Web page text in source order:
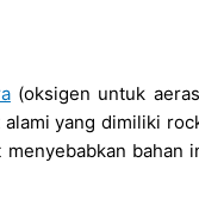
(oksigen untuk
yang dimiliki